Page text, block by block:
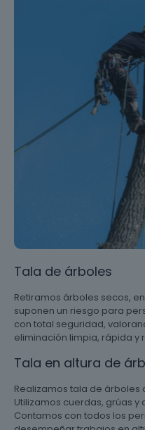
Tala de árboles
Retiramos árboles secos,
suponen un riesgo para
con total seguridad,
eliminación limpia, rápida y
Tala en altura de
Realizamos tala de árboles
Utilizamos cuerdas, grúas
Contamos con todos los